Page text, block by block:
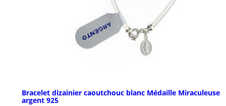
Bracelet dizainier caoutchouc blanc Médaille Miraculeuse
argent 925